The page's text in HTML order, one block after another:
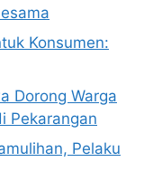
Konsumen:
Dorong Warga
Pekarangan
Pelaku